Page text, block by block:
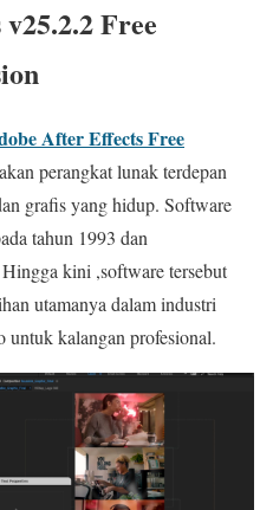
Free
After Effects Free
perangkat lunak terdepan
grafis yang hidup. Software
tahun 1993 dan
kini ,software tersebut
utamanya dalam industri
kalangan profesional.